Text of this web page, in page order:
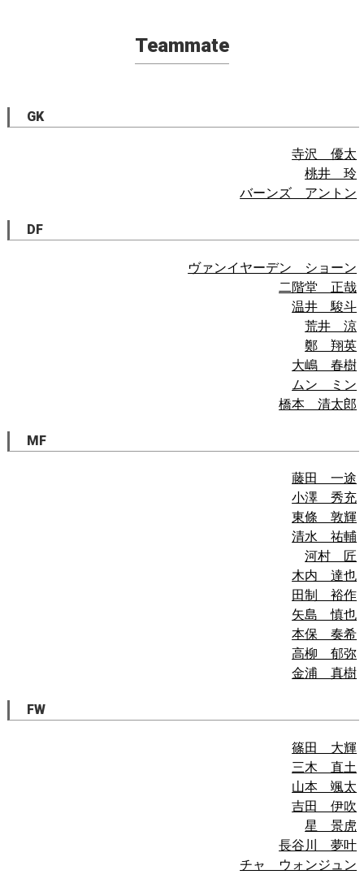
Teammate
GK
寺沢 優太
桃井 玲
バーンズ アントン
DF
ヴァンイヤーデン ショーン
二階堂 正哉
温井 駿斗
荒井 涼
鄭 翔英
大嶋 春樹
ムン ミン
橋本 清太郎
MF
藤田 一途
小澤 秀充
東條 敦輝
清水 祐輔
河村 匠
木内 達也
田制 裕作
矢島 慎也
本保 奏希
高柳 郁弥
金浦 真樹
FW
篠田 大輝
三木 直土
山本 颯太
吉田 伊吹
星 景虎
長谷川 夢叶
チャ ウォンジュン